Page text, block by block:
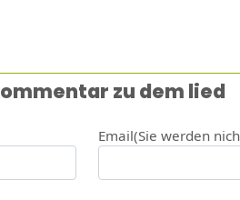
zu dem lied
Email(Sie werden